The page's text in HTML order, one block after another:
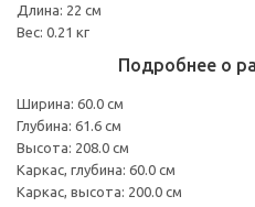
Длина: 22 см
Вес: 0.21 кг
Подробнее о
Ширина: 60.0 см
Глубина: 61.6 см
Высота: 208.0 см
Каркас, глубина: 60.0 см
Каркас, высота: 200.0 см